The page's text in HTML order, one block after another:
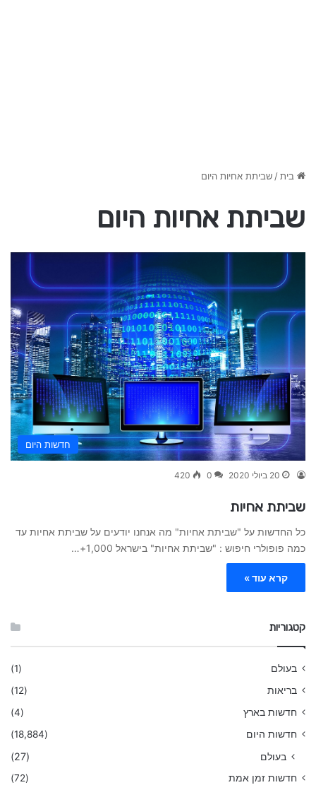
בית/שביתת אחיות היום
שביתת אחיות היום
חדשות היום
20 ביולי 2020 0
420
שביתת אחיות
כל החדשות על "שביתת אחיות" מה אנחנו יודעים על שביתת אחיות עד
כמה פופולרי חיפוש : "שביתת אחיות" בישראל 1,000+…
קרא עוד »
קטגוריות
בעולם
(1)
בריאות
(12)
חדשות בארץ
(4)
חדשות היום
(18,884)
בעולם (27)
חדשות זמן אמת
(72)